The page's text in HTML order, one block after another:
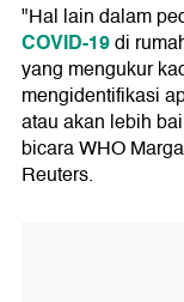
"Hal lain dalam
COVID-19di
yang mengukur
mengidentifikasi
atau akan lebih
bicara WHO
Reuters.